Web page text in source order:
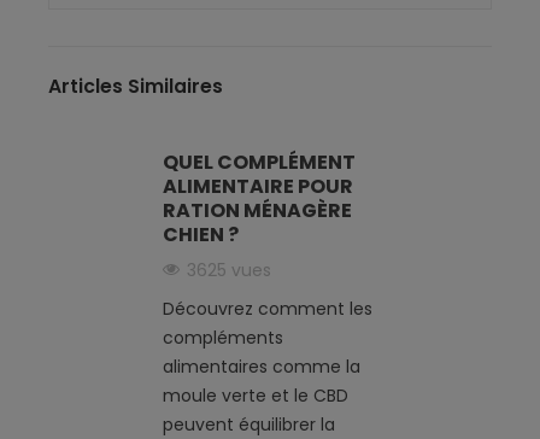
Articles Similaires
QUEL COMPLÉMENT
ALIMENTAIRE POUR
RATION MÉNAGÈRE
CHIEN ?
3625 vues
Découvrez comment les
compléments
alimentaires comme la
moule verte et le CBD
peuvent équilibrer la